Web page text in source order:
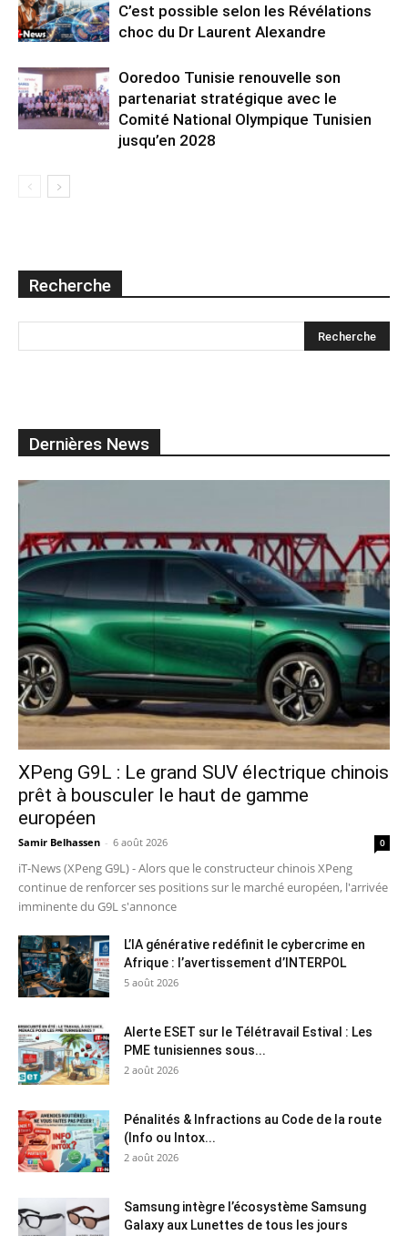
C’est possible selon les Révélations
choc du Dr Laurent Alexandre
Ooredoo Tunisie renouvelle son
partenariat stratégique avec le
Comité National Olympique Tunisien
jusqu’en 2028
Recherche
Dernières News
XPeng G9L : Le grand SUV électrique chinois
prêt à bousculer le haut de gamme
européen
Samir Belhassen - 6 août 2026 0
iT-News (XPeng G9L) - Alors que le constructeur chinois XPeng
continue de renforcer ses positions sur le marché européen, l'arrivée
imminente du G9L s'annonce
L’IA générative redéfinit le cybercrime en
Afrique : l’avertissement d’INTERPOL
5 août 2026
Alerte ESET sur le Télétravail Estival : Les
PME tunisiennes sous...
2 août 2026
Pénalités & Infractions au Code de la route
(Info ou Intox...
2 août 2026
Samsung intègre l’écosystème Samsung
Galaxy aux Lunettes de tous les jours